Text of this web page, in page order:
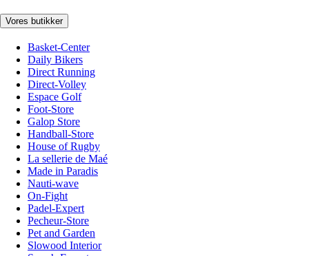
Vores butikker
Basket-Center
Daily Bikers
Direct Running
Direct-Volley
Espace Golf
Foot-Store
Galop Store
Handball-Store
House of Rugby
La sellerie de Maé
Made in Paradis
Nauti-wave
On-Fight
Padel-Expert
Pecheur-Store
Pet and Garden
Slowood Interior